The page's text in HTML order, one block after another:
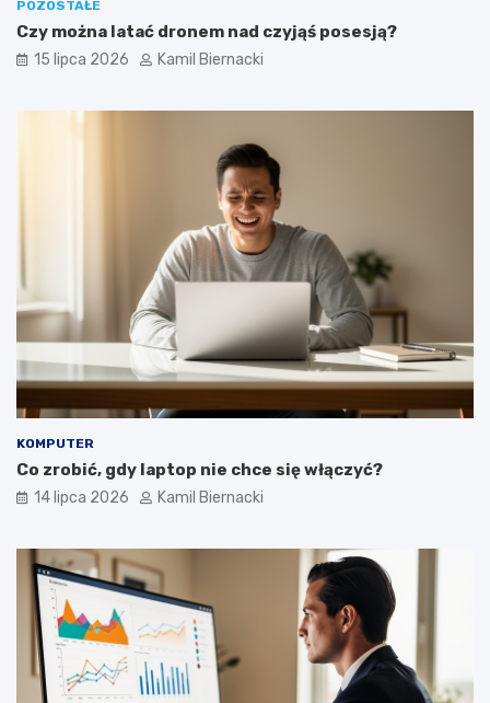
POZOSTAŁE
Czy można latać dronem nad czyjąś posesją?
15 lipca 2026 Kamil Biernacki
KOMPUTER
Co zrobić, gdy laptop nie chce się włączyć?
14 lipca 2026 Kamil Biernacki